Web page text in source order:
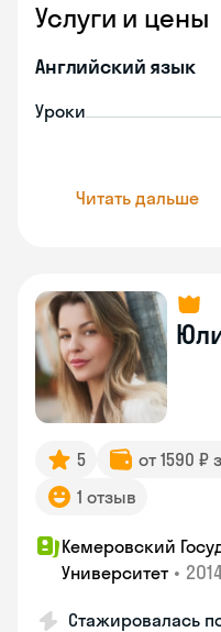
Услуги и цены
Английский язык
Уроки
Читать дальше
5 от 1590 ₽
1 отзыв
Кемеровский
Университет •
Стажировалась